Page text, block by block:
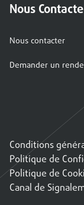
Nous
Nous contacter
Demander un
Conditions
Politique de
Politique de
Canal de